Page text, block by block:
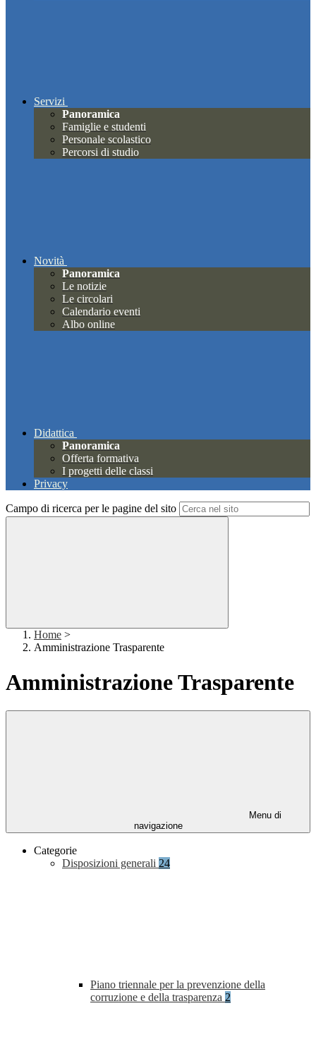
Servizi
Panoramica
Famiglie e studenti
Personale scolastico
Percorsi di studio
Novità
Panoramica
Le notizie
Le circolari
Calendario eventi
Albo online
Didattica
Panoramica
Offerta formativa
I progetti delle classi
Privacy
Campo di ricerca per le pagine del sito
Home >
Amministrazione Trasparente
Amministrazione Trasparente
Menu di
navigazione
Categorie
Disposizioni generali 24
Piano triennale per la prevenzione della
corruzione e della trasparenza 2